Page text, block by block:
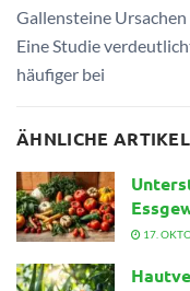
Gallensteine
Eine Studie
häufiger bei
ÄHNLICHE ARTIKEL
17.